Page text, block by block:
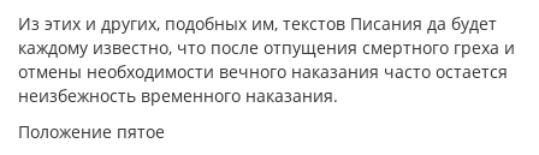
Из этих и других, подобных им, текстов Писания да будет
каждому известно, что после отпущения смертного греха и
отмены необходимости вечного наказания часто остается
неизбежность временного наказания.
Положение пятое